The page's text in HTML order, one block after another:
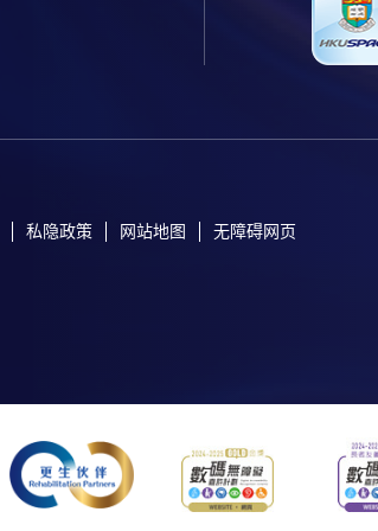
私隐政策 网站地图 无障碍网页